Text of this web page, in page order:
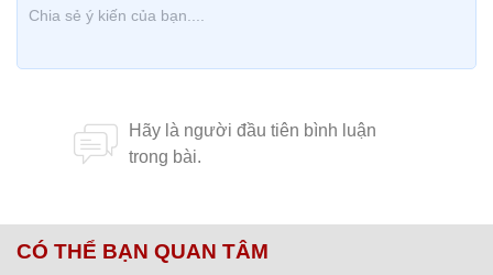
CÓ THỂ BẠN QUAN TÂM